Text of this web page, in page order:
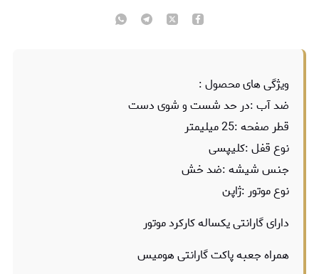
ویژگی های محصول :
ضد آب :در حد شست و شوی دست
قطر صفحه :25 میلیمتر
نوع قفل :کلیپسی
جنس شیشه :ضد خش
نوع موتور :ژاپن
دارای گارانتی یکساله کارکرد موتور
همراه جعبه پاکت گارانتی هومیس